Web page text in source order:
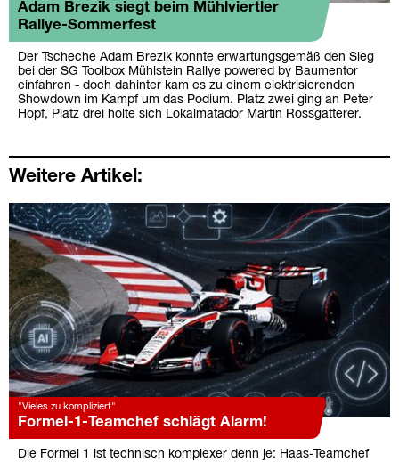
Adam Brezik siegt beim Mühlviertler
Rallye-Sommerfest
Der Tscheche Adam Brezik konnte erwartungsgemäß den Sieg
bei der SG Toolbox Mühlstein Rallye powered by Baumentor
einfahren - doch dahinter kam es zu einem elektrisierenden
Showdown im Kampf um das Podium. Platz zwei ging an Peter
Hopf, Platz drei holte sich Lokalmatador Martin Rossgatterer.
Weitere Artikel:
"Vieles zu kompliziert"
Formel-1-Teamchef schlägt Alarm!
Die Formel 1 ist technisch komplexer denn je: Haas-Teamchef